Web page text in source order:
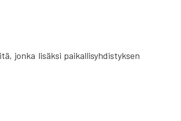
jonka lisäksi paikallisyhdistyksen